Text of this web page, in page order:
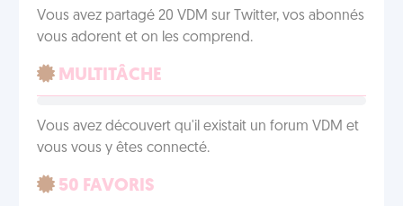
Vous avez partagé 20 VDM sur Twitter, vos abonnés
vous adorent et on les comprend.
MULTITÂCHE
Vous avez découvert qu'il existait un forum VDM et
vous vous y êtes connecté.
50 FAVORIS